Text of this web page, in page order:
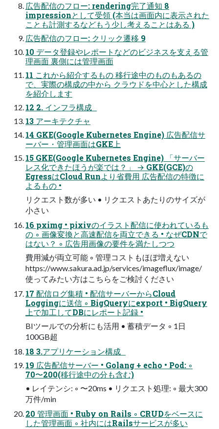
広告配信のフロー: rendering完了通知 8
impressionとして受領 (本当は画面内に表示された
ことも計測するなどもう少し考えることはある )
広告配信のフロー: クリック遷移 9
10 データ登録やレポートなどのビジネスを支える管
理画面 裏側には管理画面
11 これから紹介するもの 移行途中のものもあるの
で、実際の構成の中から クラウドを中心とした構成
を紹介します
12 2. インフラ構成
13 アーキテクチャ
14 GKE(Google Kubernetes Engine) 広告配信サ
ーバー・管理画面はGKE上
15 GKE(Google Kubernetes Engine) 「サーバー
レス化できたほうが楽では？」 → GKE(GCE)の
EgressはCloud Runより省費用 広告配信の特徴に
よるもの •
リクエスト数が多い • リクエストあたりのサイズが
小さい
16 pximg • pixivのイラスト配信に使われているも
の ◦ 画像変換と高速配信を両立できる • なぜCDNで
はない？ ◦ 広告用画像の要件を満たしつつ
費用減が両立可能 ◦ 管理コストもほぼ増えない
https://www.sakura.ad.jp/services/imageflux/image/
使ってみたい方はこちらをご検討ください
17 配信ログ集積 • 配信サーバーからCloud
Loggingに送信 ◦ BigQueryにexport • BigQuery
上で加工してDBにレポート記録 •
BIツールでの分析にも活用 • 蓄積データ ◦ 1日
100GB超
18 3.アプリケーション構成
19 広告配信サーバー • Golang + echo • Pod: ◦
70〜200(移行途中の分も含む)
• レイテンシ: ◦ 〜20ms • リクエスト処理: ◦ 最大300
万件/min
20 管理画面 • Ruby on Rails ◦ CRUDをベースに
した管理画面 ◦ 社内にはRailsサービスが多い